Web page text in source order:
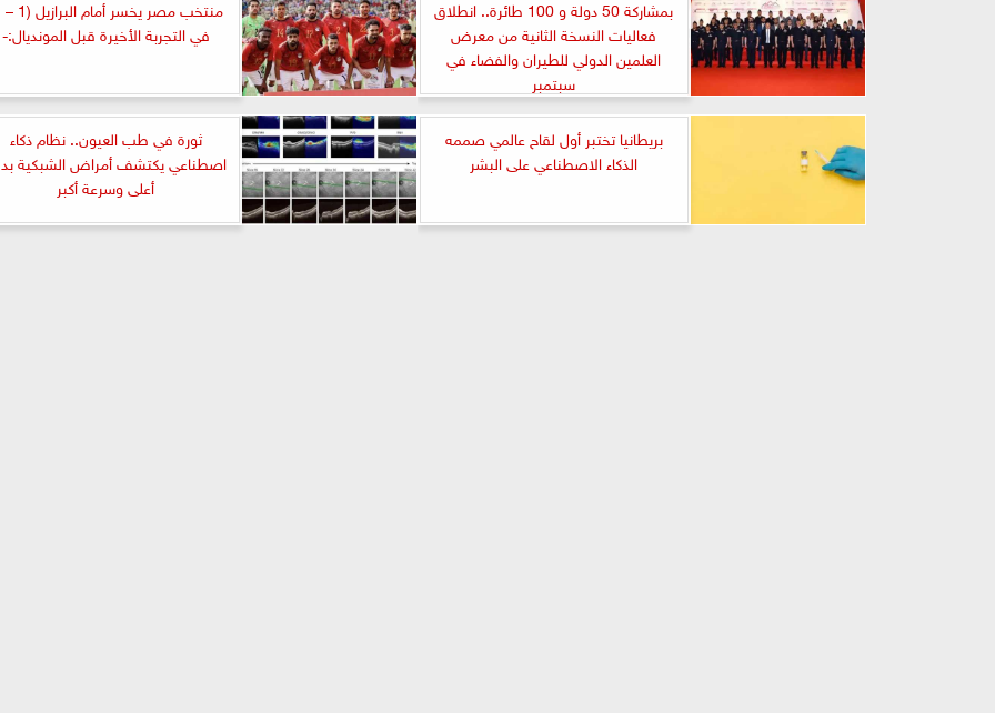
بمشاركة 50 دولة و 100 طائرة.. انطلاق
فعاليات النسخة الثانية من معرض
العلمين الدولي للطيران والفضاء في
سبتمبر
في التجربة الأخيرة قبل المونديال:-
بريطانيا تختبر أول لقاح عالمي صممه
الذكاء الاصطناعي على البشر
ثورة في طب العيون.. نظام ذكاء
اصطناعي يكتشف أمراض الشبكية
أعلى وسرعة أكبر